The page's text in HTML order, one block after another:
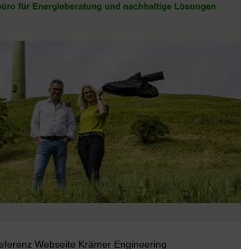
Webseite Krämer Engineering